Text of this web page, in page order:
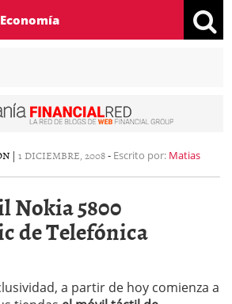
| 1 DICIEMBRE, 2008- Escrito por: Matias
Nokia 5800
de Telefónica
a partir de hoy comienza a